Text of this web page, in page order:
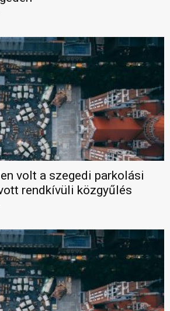
volt a szegedi parkolási
rendkívüli közgyűlés